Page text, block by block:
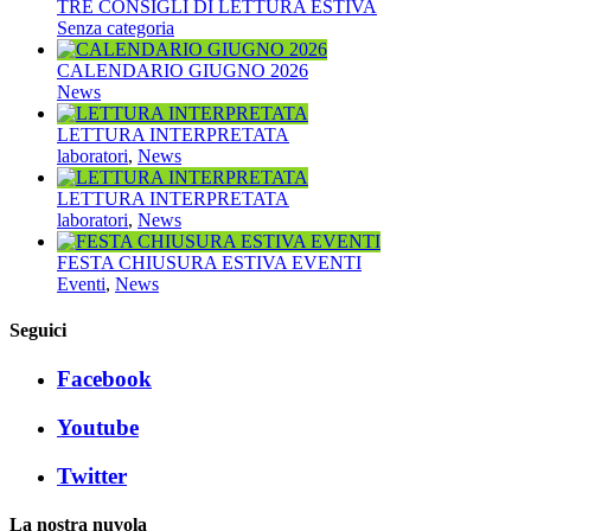
TRE CONSIGLI DI LETTURA ESTIVA
Senza categoria
CALENDARIO GIUGNO 2026
News
LETTURA INTERPRETATA
laboratori, News
LETTURA INTERPRETATA
laboratori, News
FESTA CHIUSURA ESTIVA EVENTI
Eventi, News
Seguici
Facebook
Youtube
Twitter
La nostra nuvola